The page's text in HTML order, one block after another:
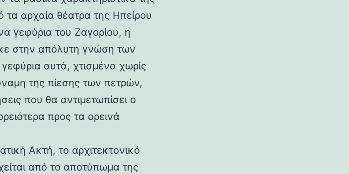
αρχαία θέατρα της Ηπείρου
γεφύρια του Ζαγορίου, η
στην απόλυτη γνώση των
αυτά, χτισμένα χωρίς
της πίεσης των πετρών,
που θα αντιμετωπίσει ο
προς τα ορεινά
Ακτή, το αρχιτεκτονικό
από το αποτύπωμα της